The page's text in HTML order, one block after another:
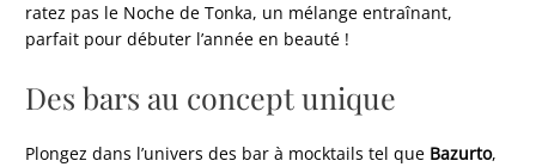
ratez pas le Noche de Tonka, un mélange entraînant,
parfait pour débuter l’année en beauté !
Des bars au concept unique
Plongez dans l’univers des bar à mocktails tel que Bazurto,